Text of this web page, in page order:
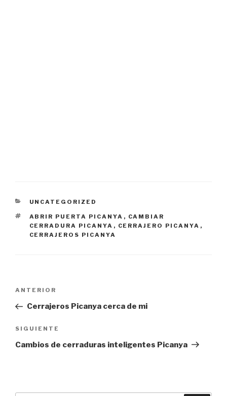
CATEGORÍAS
UNCATEGORIZED
ETIQUETAS
ABRIR PUERTA PICANYA , CAMBIAR
CERRADURA PICANYA , CERRAJERO PICANYA ,
CERRAJEROS PICANYA
entradas
Entrada
anterior:
ANTERIOR
Cerrajeros Picanya cerca de mi
Siguiente
entrada
SIGUIENTE
Cambios de cerraduras inteligentes Picanya